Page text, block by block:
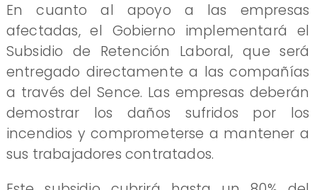
En cuanto al apoyo a las empresas
afectadas, el Gobierno implementará el
Subsidio de Retención Laboral, que será
entregado directamente a las compañías
a través del Sence. Las empresas deberán
demostrar los daños sufridos por los
incendios y comprometerse a mantener a
sus trabajadores contratados.